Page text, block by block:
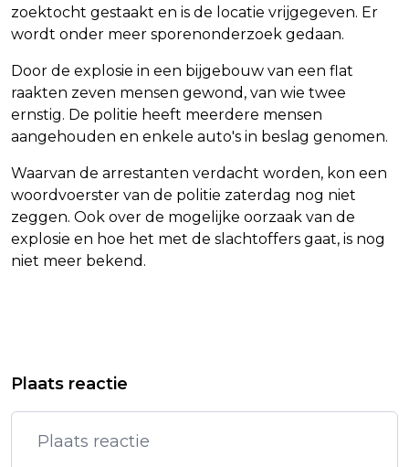
zoektocht gestaakt en is de locatie vrijgegeven. Er
wordt onder meer sporenonderzoek gedaan.
Door de explosie in een bijgebouw van een flat
raakten zeven mensen gewond, van wie twee
ernstig. De politie heeft meerdere mensen
aangehouden en enkele auto's in beslag genomen.
Waarvan de arrestanten verdacht worden, kon een
woordvoerster van de politie zaterdag nog niet
zeggen. Ook over de mogelijke oorzaak van de
explosie en hoe het met de slachtoffers gaat, is nog
niet meer bekend.
PRIJZEN KUNNEN LANGER HOOG
ARENDS EN PEL WINNEN VOOR HET
EERST DUBBELSPEL IN ROSMALEN
Plaats reactie